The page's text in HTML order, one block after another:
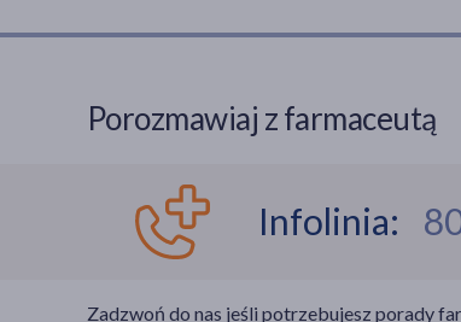
Porozmawiaj z farmaceutą
Infolinia:
Zadzwoń do nas jeśli potrzebujesz porady